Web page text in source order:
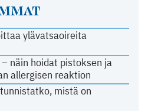
ylävatsaoireita
näin hoidat pistoksen ja
allergisen reaktion
mistä on